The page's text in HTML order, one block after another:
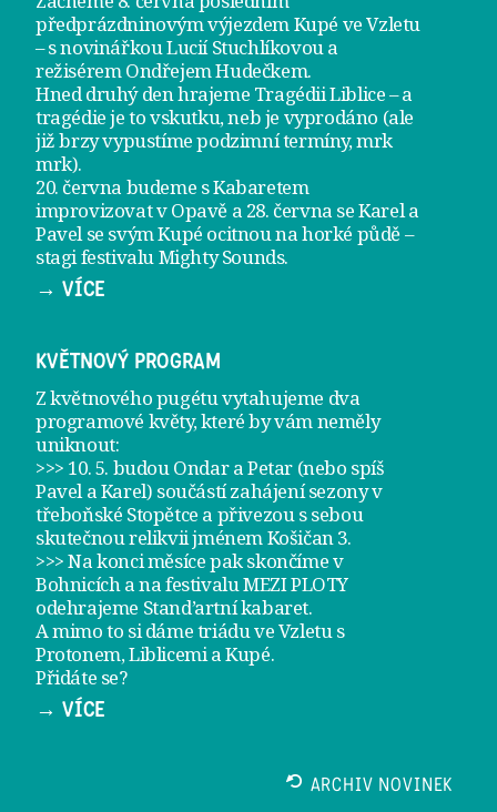
předprázdninovým výjezdemKupé ve Vzletu
– s novinářkou Lucií Stuchlíkovou a
režisérem Ondřejem Hudečkem.
Hned druhý den hrajeme Tragédii Liblice– a
tragédie je to vskutku, neb je vyprodáno (ale
již brzy vypustíme podzimní termíny, mrk
mrk).
20. června budeme s Kabaretem
improvizovat v Opavě a 28. června se Karel a
Pavel se svým Kupé ocitnou na horké půdě –
stagi festivalu Mighty Sounds.
→ VÍCE
KVĚTNOVÝ PROGRAM
Z květnového pugétu vytahujeme dva
programové květy, které by vám neměly
uniknout:
>>> 10. 5. budou Ondar a Petar (nebo spíš
Pavel a Karel) součástí zahájení sezony v
třeboňské Stopětce a přivezou s sebou
skutečnou relikvii jménemKošičan 3.
>>> Na konci měsíce pak skončíme v
Bohnicích a na festivaluMEZI PLOTY
odehrajeme Stand’artní kabaret.
A mimo to si dámetriádu ve Vzletus
Protonem, Liblicemi a Kupé.
Přidáte se?
→ VÍCE
ARCHIV NOVINEK